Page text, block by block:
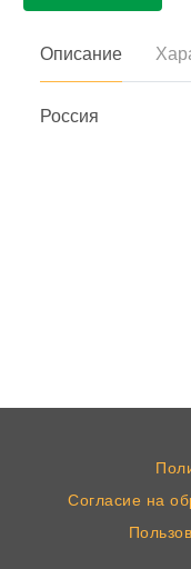
Описание
Россия
Согласие на